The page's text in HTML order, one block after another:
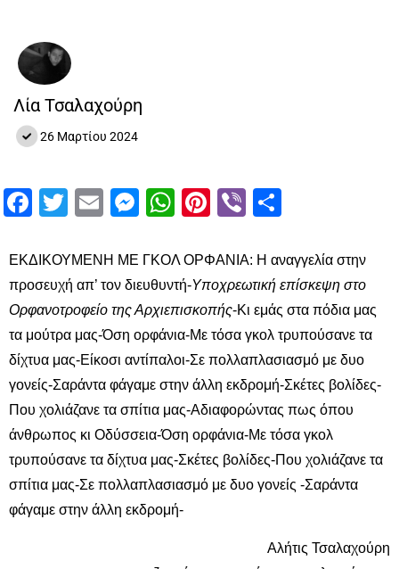
Λία Τσαλαχούρη
26 Μαρτίου 2024
Facebook
Twitter
EmailMessenger
WhatsApp
Pinterest
Viber
ΕΚΔΙΚΟΥΜΕΝΗ ΜΕ ΓΚΟΛ ΟΡΦΑΝΙΑ: Η αναγγελία στην
προσευχή απ’ τον διευθυντή-Υποχρεωτική επίσκεψη στο
Ορφανοτροφείο της Αρχιεπισκοπής-Kι εμάς στα πόδια μας
τα μούτρα μας-Όση ορφάνια-Με τόσα γκολ τρυπούσανε τα
δίχτυα μας-Είκοσι αντίπαλοι-Σε πολλαπλασιασμό με δυο
γονείς-Σαράντα φάγαμε στην άλλη εκδρομή-Σκέτες βολίδες-
Που χολιάζανε τα σπίτια μας-Aδιαφορώντας πως όπου
άνθρωπος κι Οδύσσεια-Όση ορφάνια-Με τόσα γκολ
τρυπούσανε τα δίχτυα μας-Σκέτες βολίδες-Που χολιάζανε τα
σπίτια μας-Σε πολλαπλασιασμό με δυο γονείς -Σαράντα
φάγαμε στην άλλη εκδρομή-
Αλήτις Τσαλαχούρη